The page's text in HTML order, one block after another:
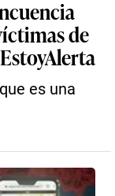
de
es una